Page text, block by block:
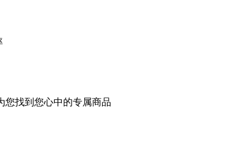
您找到您心中的专属商品